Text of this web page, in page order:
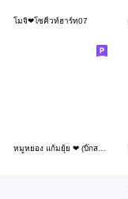
โมจิ❤โซคิ้วท์ฮาร์ท07